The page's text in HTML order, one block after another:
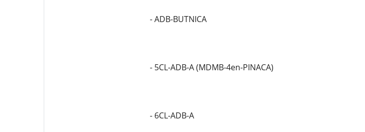
- ADB-BUTNICA
- 5CL-ADB-A (MDMB-4en-PINACA)
- 6CL-ADB-A